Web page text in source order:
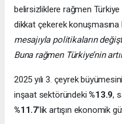
belirsizliklere rağmen
dikkat çekerek konuşmasına
mesajıyla politikaların
Buna rağmen Türkiye’nin
2025 yılı 3. çeyrek
inşaat sektöründeki%13.9,
%11.7’lik artışın ekonomik